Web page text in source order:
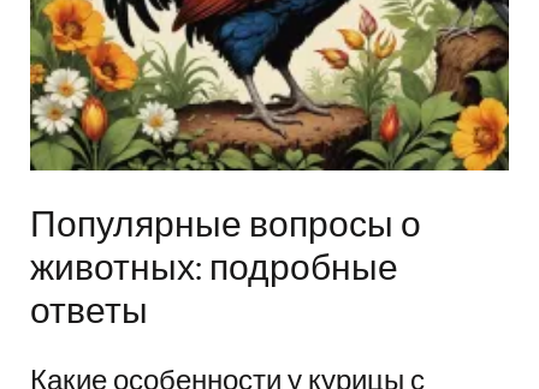
Популярные вопросы о
животных: подробные
ответы
Какие особенности у курицы с